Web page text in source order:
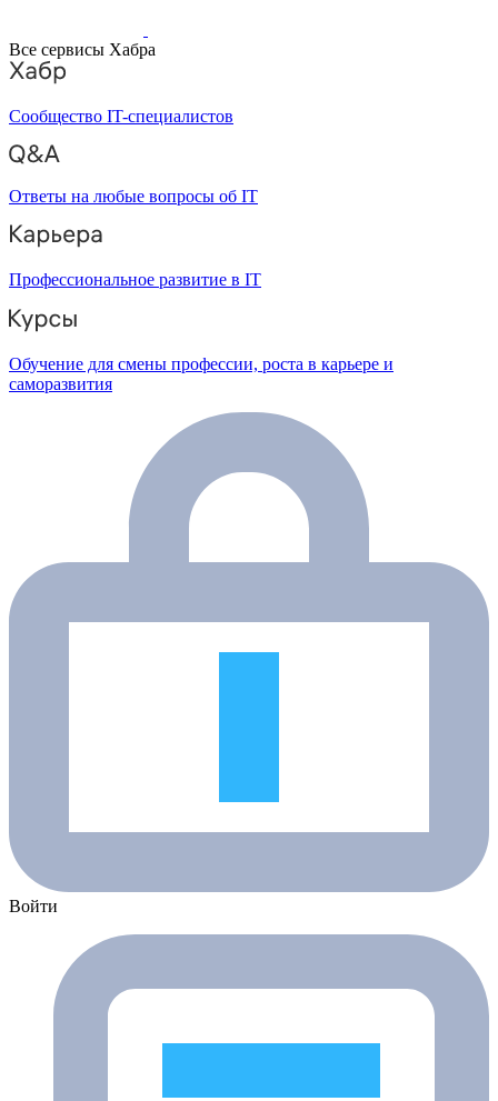
Все сервисы Хабра
Сообщество IT-специалистов
Ответы на любые вопросы об IT
Профессиональное развитие в IT
Обучение для смены профессии, роста в карьере и
саморазвития
Войти